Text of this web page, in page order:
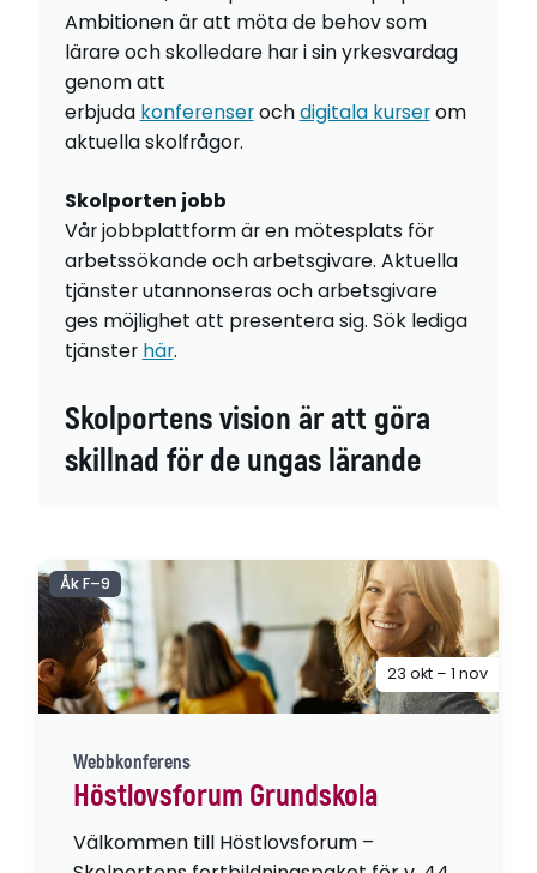
Ambitionen är att möta de behov som
lärare och skolledare har i sin yrkesvardag
genom att
erbjuda konferenserochdigitala kurserom
aktuella skolfrågor.
Skolporten jobb
Vår jobbplattform är en mötesplats för
arbetssökande och arbetsgivare. Aktuella
tjänster utannonseras och arbetsgivare
ges möjlighet att presentera sig. Sök lediga
tjänster här.
Skolportens vision är att göra
skillnad för de ungas lärande
Webbkonferens
Höstlovsforum Grundskola
Välkommen till Höstlovsforum –
Åk F–9
23 okt – 1 nov